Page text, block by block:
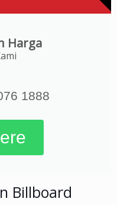
Harga
1888
Billboard